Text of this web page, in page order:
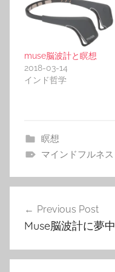
muse脳波計と瞑想
2018-03-14
インド哲学
瞑想
マインドフルネス
ビ
Previous Post
Muse脳波計に夢中